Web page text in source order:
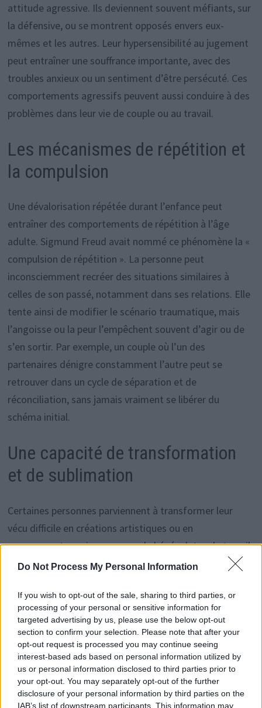
Do Not Process My Personal Information
If you wish to opt-out of the sale, sharing to third parties, or
processing of your personal or sensitive information for
targeted advertising by us, please use the below opt-out
section to confirm your selection. Please note that after your
opt-out request is processed you may continue seeing
interest-based ads based on personal information utilized by
us or personal information disclosed to third parties prior to
your opt-out. You may separately opt-out of the further
disclosure of your personal information by third parties on the
IAB’s list of downstream participants. This information may
attitude agressive. Ils deviennent souvent méfiants, sur
la défensive, ou se montrent opposés envers eux-
mêmes et les autres. Leur hypersensibilité au jugement
peut entraîner une souffrance importante, avec des
troubles anxieux ou un sentiment d’être persécuté. Ces
comportements agressifs peuvent aussi conduire à des
problèmes dans leur vie de couple ou au travail.
Les mécanismes de répétition et
la compulsion
Une dévalorisation répétée durant l’enfance peut
entraîner des comportements de répétition à l’âge
adulte. Sigmund Freud avait nommé ce phénomène la «
compulsion de répétition ». La personne peut
inconsciemment recréer des situations similaires à
celles de son passé, notamment dans ses relations. Elle
tente ainsi de modifier le scénario traumatique, mais
l’angoisse ou la peur l’empêchent souvent d’agir ou de
s’en sortir. Par exemple, un couple où l’un des
partenaires dénigre constamment l’autre peut se
retrouver dans un cycle de séparation et de
réconciliation, sans jamais vraiment se libérer du
schéma initial.
Une capacité de transformation
et de sublimation
Certaines personnes parviennent à transformer leur
vécu difficile en créations artistiques ou en
engagements sociaux, comme le bénévolat ou le travail
dans l’aide. La sublimation permet de transformer une
socialement. Elle peut aussi se traduire par des succès
dans différents domaines : intellectuel, sportif ou
familial.
La diversité des réactions face à
un vécu similaire